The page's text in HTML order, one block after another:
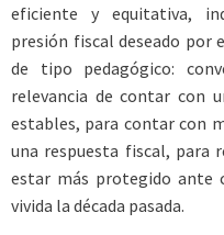
eficiente y equitativa,
presión fiscal deseado por
de tipo pedagógico:
relevancia de contar con
estables, para contar con
una respuesta fiscal, para
estar más protegido ante
vivida la década pasada.